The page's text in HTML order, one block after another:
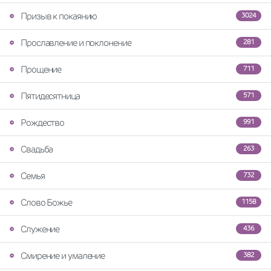
3024
Призыв к покаянию
281
Прославление и поклонение
711
Прощение
571
Пятидесятница
991
Рождество
263
Свадьба
732
Семья
1158
Слово Божье
436
Служение
382
Смирение и умаление